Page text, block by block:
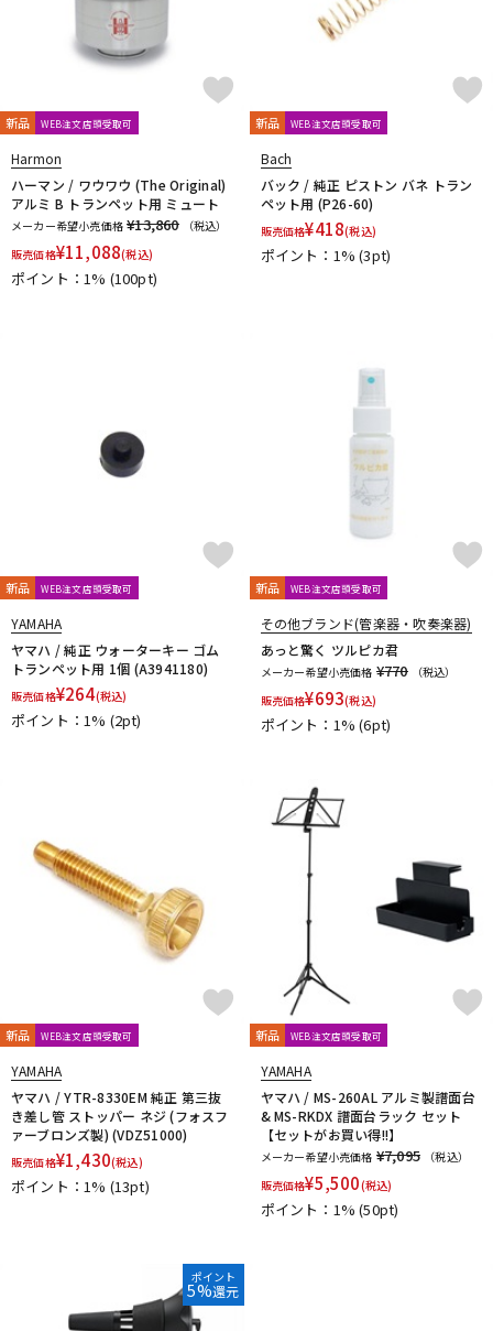
新品 WEB注文店頭受取可
Harmon
ハーマン / ワウワウ (The Original)
アルミ B トランペット用 ミュート
メーカー希望小売価格 ¥13,860
（税込）
販売価格¥11,088(税込)
ポイント：1% (100pt)
新品 WEB注文店頭受取可
Bach
バック / 純正 ピストン バネ トラン
ペット用 (P26-60)
販売価格¥418(税込)
ポイント：1%(3pt)
新品 WEB注文店頭受取可
YAMAHA
ヤマハ / 純正 ウォーターキー ゴム
トランペット用 1個 (A3941180)
販売価格¥264(税込)
ポイント：1% (2pt)
新品 WEB注文店頭受取可
その他ブランド(管楽器・吹奏楽器)
あっと驚く ツルピカ君
メーカー希望小売価格 ¥770
（税込）
販売価格¥693(税込)
ポイント：1%(6pt)
新品 WEB注文店頭受取可
YAMAHA
ヤマハ / YTR-8330EM 純正 第三抜
き差し管 ストッパー ネジ (フォスフ
ァーブロンズ製) (VDZ51000)
販売価格¥1,430(税込)
ポイント：1% (13pt)
新品 WEB注文店頭受取可
YAMAHA
ヤマハ / MS-260AL アルミ製譜面台
& MS-RKDX 譜面台ラック セット
【セットがお買い得!!】
メーカー希望小売価格 ¥7,095
（税込）
販売価格¥5,500(税込)
ポイント：1%(50pt)
ポイント
5%還元